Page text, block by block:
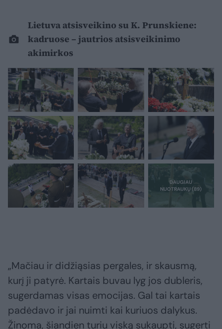
Lietuva atsisveikino su K. Prunskiene:
kadruose – jautrios atsisveikinimo
akimirkos
„Mačiau ir didžiąsias pergales, ir skausmą,
kurį ji patyrė. Kartais buvau lyg jos dubleris,
sugerdamas visas emocijas. Gal tai kartais
padėdavo ir jai nuimti kai kuriuos dalykus.
Žinoma, šiandien turiu viską sukaupti, sugerti